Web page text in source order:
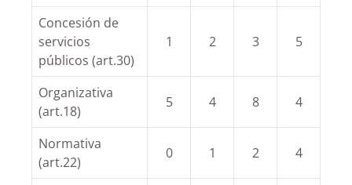
Concesión de
servicios
públicos (art.30)
1 2 3 5
Organizativa
(art.18)
5 4 8 4
Normativa
(art.22)
0 1 2 4